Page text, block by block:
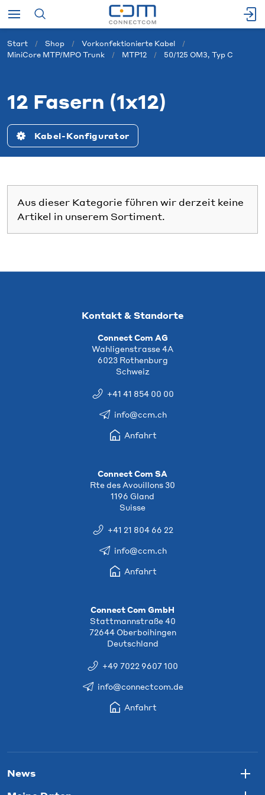
Start Shop
Vorkonfektionierte Kabel
MiniCore MTP/MPO Trunk
MTP12 50/125 OM3, Typ C
12 Fasern (1x12)
Kabel-Konfigurator
Aus dieser Kategorie führen wir derzeit keine
Artikel in unserem Sortiment.
Kontakt & Standorte
Connect Com AG
Wahligenstrasse 4A
6023 Rothenburg
Schweiz
+41 41 854 00 00
info@ccm.ch
Anfahrt
Connect Com SA
Rte des Avouillons 30
1196 Gland
Suisse
+41 21 804 66 22
info@ccm.ch
Anfahrt
Connect Com GmbH
Stattmannstraße 40
72644 Oberboihingen
Deutschland
+49 7022 9607 100
info@connectcom.de
Anfahrt
News